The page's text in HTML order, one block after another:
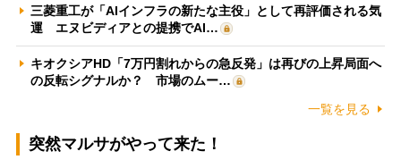
三菱重工が「AIインフラの新たな主役」として再評価される気
運 エヌビディアとの提携でAI…
キオクシアHD「7万円割れからの急反発」は再びの上昇局面へ
の反転シグナルか？ 市場のムー…
一覧を見る
突然マルサがやって来た！